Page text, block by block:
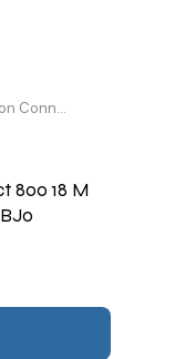
Cabo Automação Sinal Motion Connect 800 18 M Sinamics S120 Siemens 6FX80022EQ101BJ0
800 18 M